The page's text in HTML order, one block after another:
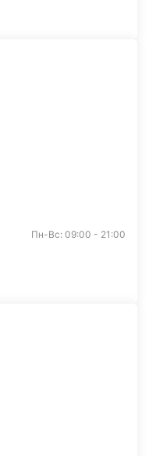
Пн-Вс: 09:00 - 21:00